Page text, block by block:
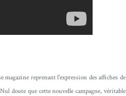
reprenant l'expression des affiches de
doute que cette nouvelle campagne, véritable